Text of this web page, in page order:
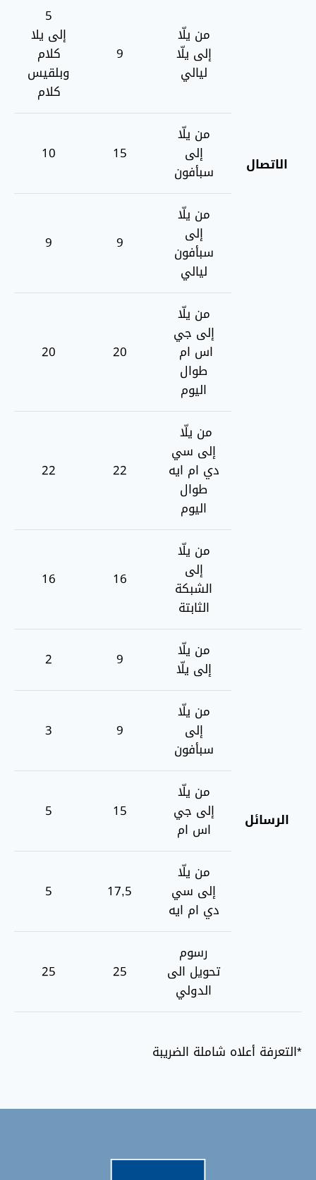
الاتصال
من يلّا
إلى يلّا
ليالي
9
5
إلى يلا
كلام
وبلقيس
كلام
من يلّا
إلى
سبأفون
15
10
من يلّا
إلى
سبأفون
ليالي
9
9
من يلّا
إلى جي
اس ام
طوال
اليوم
20
20
من يلّا
إلى سي
دي ام ايه
طوال
اليوم
22
22
من يلّا
إلى
الشبكة
الثابتة
16
16
الرسائل
من يلّا
إلى يلّا
9
2
من يلّا
إلى
سبأفون
9
3
من يلّا
إلى جي
اس ام
15
5
من يلّا
إلى سي
دي ام ايه
17,5
5
رسوم
تحويل الى
الدولي
25
25
*التعرفة أعلاه شاملة الضريبة